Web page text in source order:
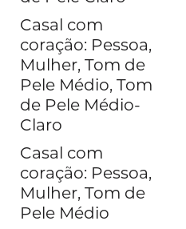
Casal com
coração: Pessoa,
Mulher, Tom de
Pele Médio, Tom
de Pele Médio-
Claro
Casal com
coração: Pessoa,
Mulher, Tom de
Pele Médio